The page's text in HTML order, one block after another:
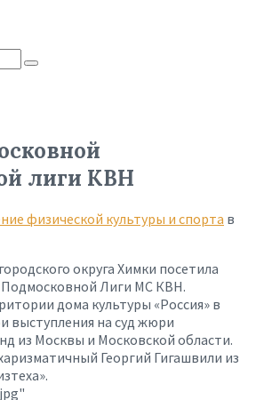
лиги КВН
физической культуры и спорта в
округа Химки посетила
Лиги МС КВН.
дома культуры «Россия» в
выступления на суд жюри
из Москвы и Московской области.
Георгий Гигашвили из